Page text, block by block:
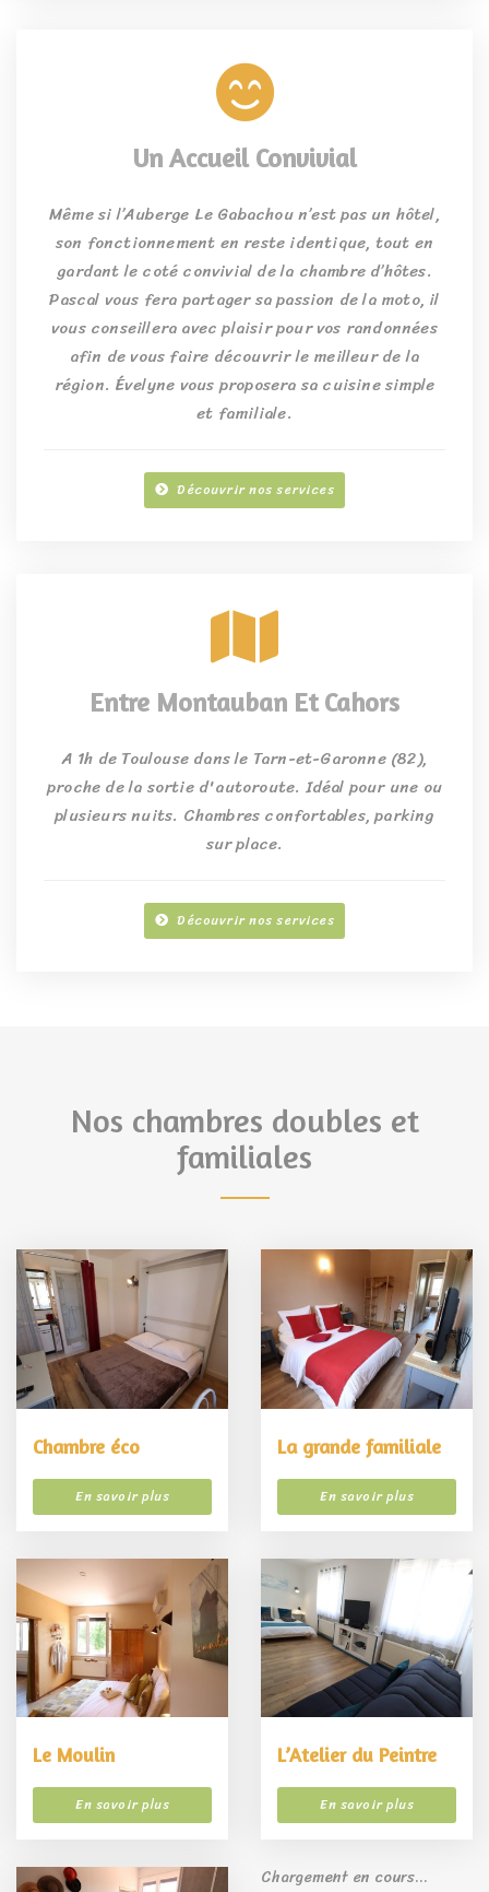
Un Accueil Convivial
Même si l’Auberge Le Gabachou n’est pas un hôtel,
son fonctionnement en reste identique, tout en
gardant le coté convivial de la chambre d’hôtes.
Pascal vous fera partager sa passion de la moto, il
vous conseillera avec plaisir pour vos randonnées
afin de vous faire découvrir le meilleur de la
région. Évelyne vous proposera sa cuisine simple
et familiale.
Découvrir nos services
Entre Montauban Et Cahors
A 1h de Toulouse dans le Tarn-et-Garonne (82),
proche de la sortie d'autoroute. Idéal pour une ou
plusieurs nuits. Chambres confortables, parking
sur place.
Découvrir nos services
Nos chambres doubles et
familiales
Chambre éco
En savoir plus
La grande familiale
En savoir plus
Le Moulin
En savoir plus
L’Atelier du Peintre
En savoir plus
Chargement en cours...